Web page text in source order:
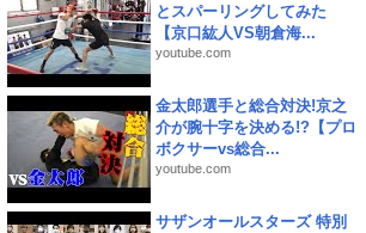
とスパーリングしてみた
【京口紘人VS朝倉海...
youtube.com
金太郎選手と総合対決!京之
介が腕十字を決める!?【プロ
ボクサーvs総合...
youtube.com
サザンオールスターズ 特別